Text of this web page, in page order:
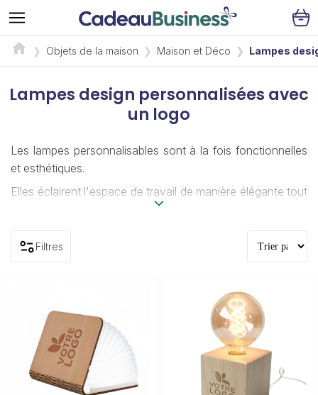
Objets de la maison Maison et Déco Lampes
Lampes design personnalisées avec
un logo
Les lampes personnalisables sont à la fois fonctionnelles
et esthétiques.
Elles éclairent l'espace de travail de manière élégante tout
en mettant en valeur votre logo.
lampes de chevet, ces objets ajoutent une touche
Les lampes personnalisées sont parfaites pour les
cadeaux d'entreprise, montrant que votre entreprise se
soucie du confort et du bien-être de ses clients.
Filtres